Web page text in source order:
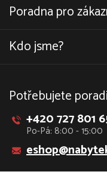
Poradna pro
Kdo jsme?
Potřebujete
+420 727 801
Po-Pá: 8:00 - 15:00